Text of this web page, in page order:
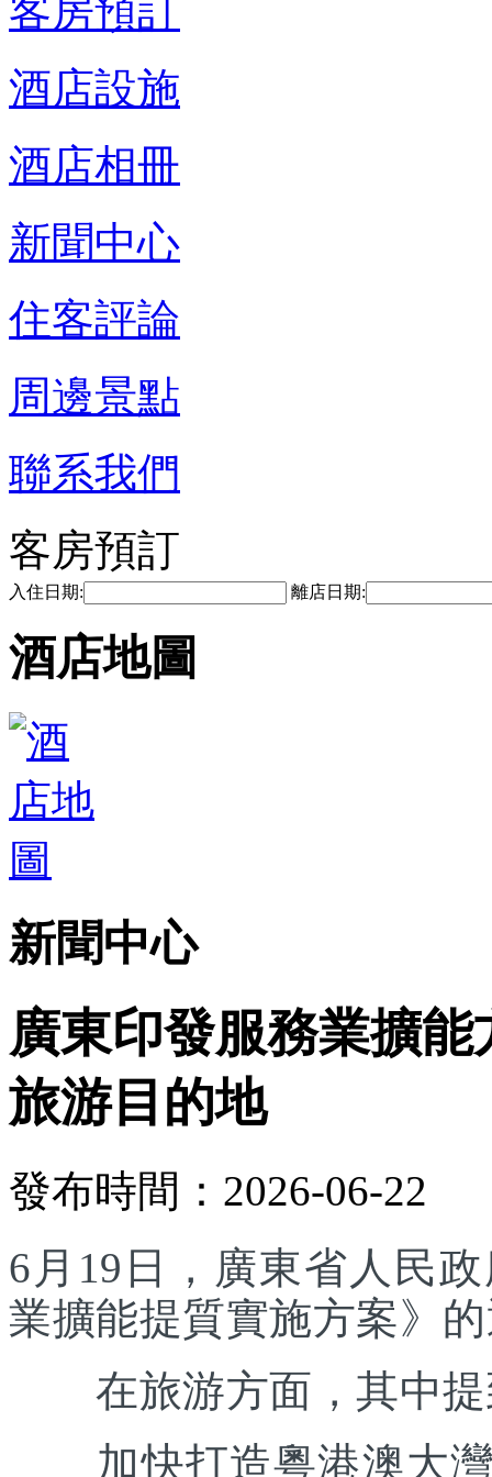
客房預訂
酒店設施
酒店相冊
新聞中心
住客評論
周邊景點
聯系我們
客房預訂
入住日期: 離店日期:
酒店地圖
新聞中心
廣東印發服務業擴
旅游目的地
發布時間：2026-06-22
6月19日，廣東省人民
業擴能提質實施方案》
在旅游方面，其中提
加快打造粵港澳大灣